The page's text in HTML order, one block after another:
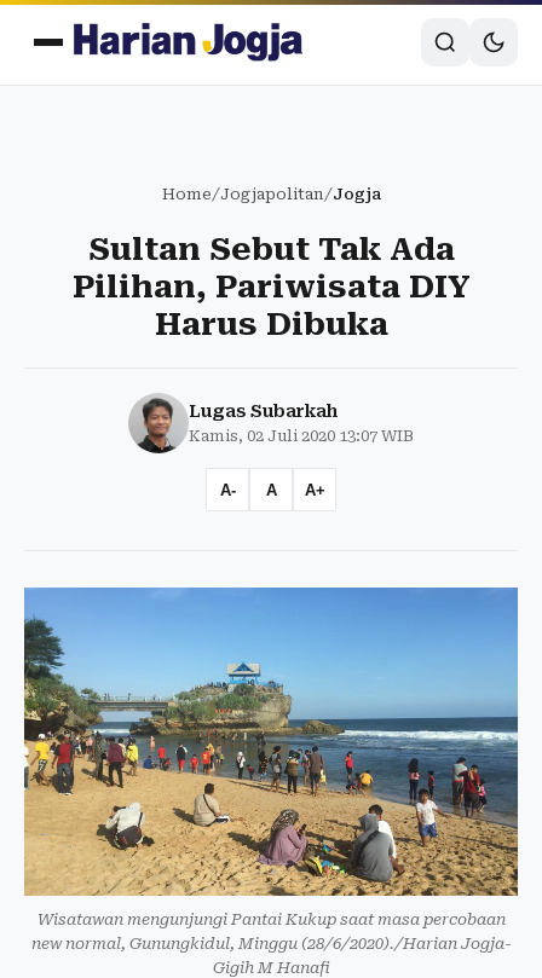
Home/Jogjapolitan/Jogja
Sultan Sebut Tak Ada
Pilihan, Pariwisata DIY
Harus Dibuka
Lugas Subarkah
Kamis, 02 Juli 2020 13:07 WIB
A- A A+
Wisatawan mengunjungi Pantai Kukup saat masa percobaan
new normal, Gunungkidul, Minggu (28/6/2020)./Harian Jogja-
Gigih M Hanafi